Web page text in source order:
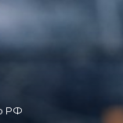
РФ